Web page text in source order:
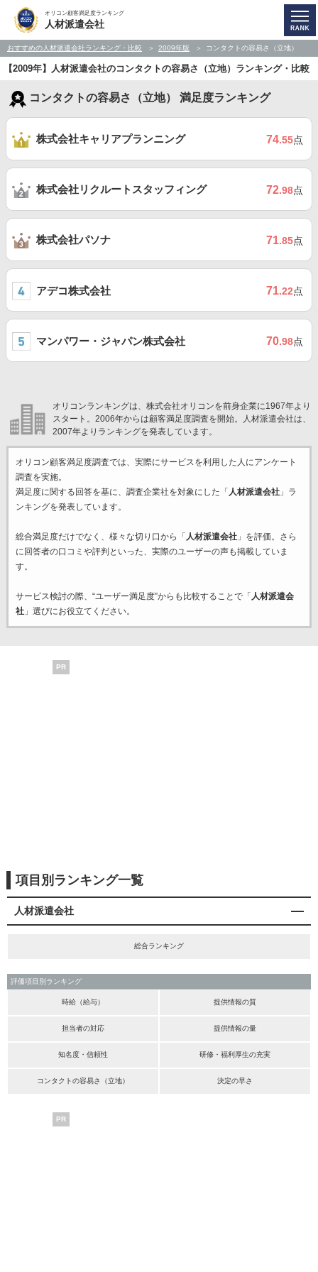
オリコン顧客満足度ランキング
人材派遣会社
おすすめの人材派遣会社ランキング・比較 2009年版 コンタクトの容易さ（立地）
【2009年】人材派遣会社のコンタクトの容易さ（立地）ランキング・比較
コンタクトの容易さ（立地） 満足度ランキング
株式会社キャリアプランニング 74.55点
株式会社リクルートスタッフィング 72.98点
株式会社パソナ 71.85点
アデコ株式会社 71.22点
マンパワー・ジャパン株式会社 70.98点
オリコンランキングは、株式会社オリコンを前身企業に1967年より
スタート。2006年からは顧客満足度調査を開始。人材派遣会社は、
2007年よりランキングを発表しています。
オリコン顧客満足度調査では、実際にサービスを利用した 人にアンケート
調査を実施。
満足度に関する回答を基に、調査企業社を対象にした「 人材派遣会社」ラ
ンキングを発表しています。
総合満足度だけでなく、様々な切り口から「 人材派遣会社」を評価。さら
に回答者の口コミや評判といった、実際のユーザーの声も掲載していま
す。
サービス検討の際、“ユーザー満足度”からも比較することで「 人材派遣会
社」選びにお役立てください。
PR
項目別ランキング一覧
人材派遣会社
総合ランキング
評価項目別ランキング
時給（給与） 提供情報の質
担当者の対応 提供情報の量
知名度・信頼性 研修・福利厚生の充実
コンタクトの容易さ（立地） 決定の早さ
PR